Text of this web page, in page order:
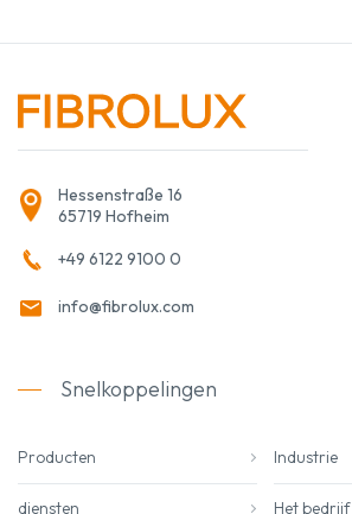
Hessenstraße 16
65719 Hofheim
+49 6122 9100 0
info@fibrolux.com
Snelkoppelingen
Producten Industrie
diensten Het bedrijf